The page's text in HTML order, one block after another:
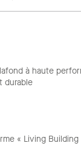
à haute
durable
« Living Building